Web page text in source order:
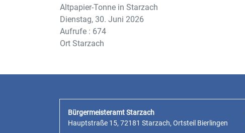
Altpapier-Tonne in Starzach
Dienstag, 30. Juni 2026
Aufrufe : 674
Ort Starzach
Bürgermeisteramt Starzach
Hauptstraße 15, 72181 Starzach, Ortsteil Bierlingen